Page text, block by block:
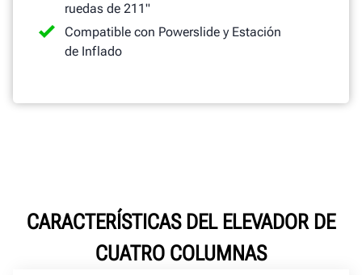
ruedas de 211"
Compatible con Powerslide y Estación
de Inflado
CARACTERÍSTICAS DEL ELEVADOR DE
CUATRO COLUMNAS